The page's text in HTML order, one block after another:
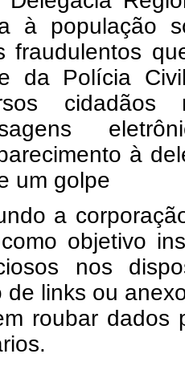
à população
fraudulentos
da Polícia
cidadãos
à
um golpe
a
objetivo
nos
de links ou
roubar dados